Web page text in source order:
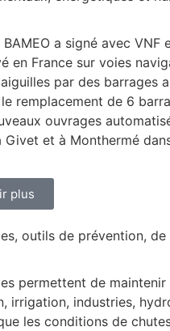
BAMEO a signé avec
en France sur voies
par des barrages
remplacement de 6
ouvrages
Givet et à Monthermé
plus
outils de prévention,
permettent de maintenir
irrigation, industries,
les conditions de